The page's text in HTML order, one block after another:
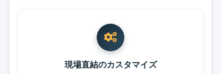
現場直結のカスタマイズ